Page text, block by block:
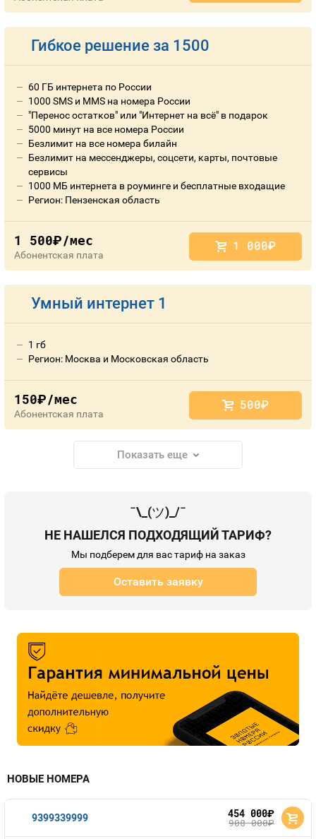
Гибкое решение за 1500
60 ГБ интернета по России
1000 SMS и MMS на номера России
"Перенос остатков" или "Интернет на всё" в подарок
5000 минут на все номера России
Безлимит на все номера билайн
Безлимит на мессенджеры, соцсети, карты, почтовые
сервисы
1000 МБ интернета в роуминге и бесплатные входащие
Регион: Пензенская область
1 500руб./мес
Абонентская плата
1 000руб.
Умный интернет 1
1 гб
Регион: Москва и Московская область
150руб./мес
Абонентская плата
500руб.
Показать еще
¯\_(ツ)_/¯
НЕ НАШЕЛСЯ ПОДХОДЯЩИЙ ТАРИФ?
Мы подберем для вас тариф на заказ
Оставить заявку
НОВЫЕ НОМЕРА
9399339999 454 000руб.
908 000руб.